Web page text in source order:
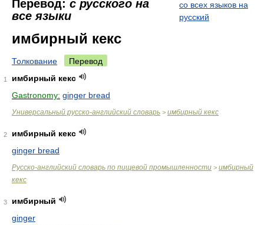
Перевод: с русского на
все языки
со всех языков на
русский
имбирный кекс
Толкование Перевод
1
имбирный кекс
Gastronomy: ginger bread
Универсальный русско-английский словарь > имбирный кекс
2
имбирный кекс
ginger bread
Русско-английский словарь по пищевой промышленности > имбирный
кекс
3
имбирный
ginger